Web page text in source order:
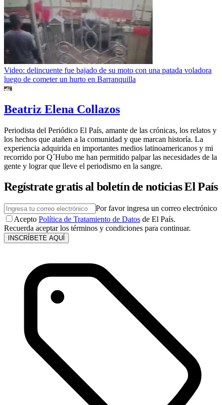
Video: delincuente fue bajado de su moto con una patada voladora
luego de cometer un hurto en Barranquilla
Beatriz Elena Collazos
Periodista del Periódico El País, amante de las crónicas, los relatos y
los hechos que atañen a la comunidad y que marcan historía. La
experiencia adquirida en importantes medios latinoamericanos y mi
recorrido por Q´Hubo me han permitido palpar las necesidades de la
gente y lograr que lleve el periodismo en la sangre.
Regístrate gratis al boletín de noticias El País
Por favor ingresa un correo electrónico
Acepto Política de Tratamiento de Datos de El País.
Recuerda aceptar los términos y condiciones para continuar.
INSCRÍBETE AQUÍ